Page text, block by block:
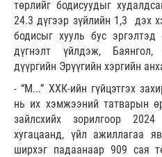
төрлийг бодисуудыг
24.3 дүгээр зүйлийн 1,3 дэх
бодисыг хууль бус эргэлтэд
дүгнэлт үйлдэж, Баянгол,
дүүргийн Эрүүгийн хэргийн
- “М...” ХХК-ийн гүйцэтгэх
нь их хэмжээний татварын
зайлсхийх зорилгоор
хугацаанд, үйл ажиллагаа
ширхэг падаанаар 909 сая